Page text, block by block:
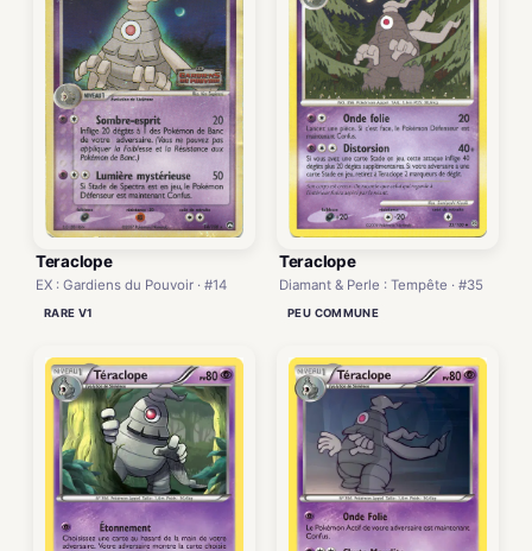
Teraclope
EX : Gardiens du Pouvoir · #14
RARE V1
Teraclope
Diamant & Perle : Tempête · #35
PEU COMMUNE